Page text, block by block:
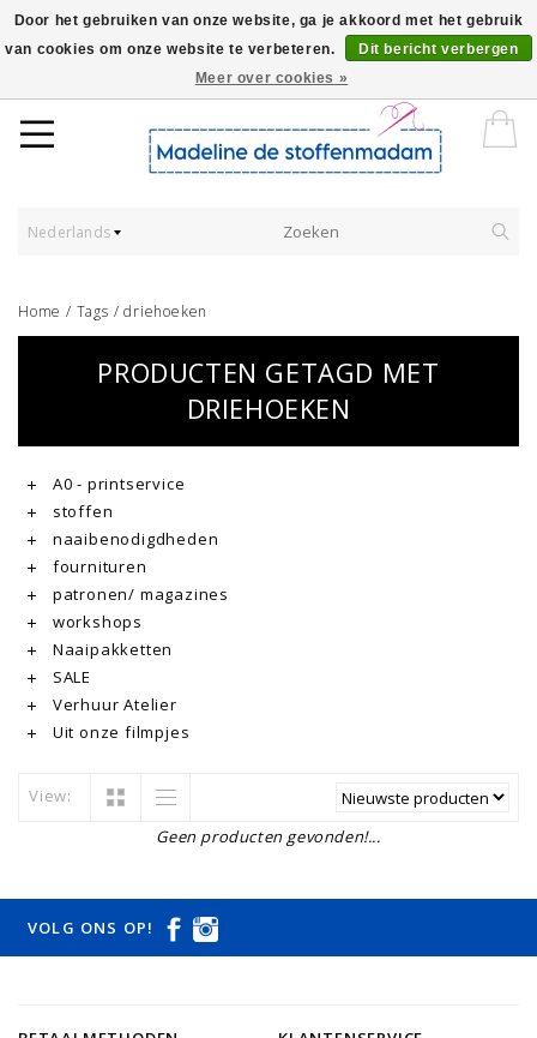
Worldwide Shipping - Onze stoffen worden verkocht per 10 cm.
Nederlands
Home / Tags /driehoeken
PRODUCTEN GETAGD MET
DRIEHOEKEN
A0 - printservice
stoffen
naaibenodigdheden
fournituren
patronen/ magazines
workshops
Naaipakketten
SALE
Verhuur Atelier
Uit onze filmpjes
View:
Geen producten gevonden!...
VOLG ONS OP!
Door het gebruiken van onze website, ga je akkoord met het gebruik
van cookies om onze website te verbeteren.
Dit bericht verbergen
Meer over cookies »